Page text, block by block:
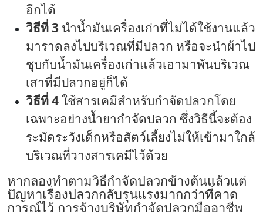
อีกได้
วิธีที่ 3 นำน้ำมันเครื่องเก่าที่ไม่ได้ใช้งานแล้ว
มาราดลงไปบริเวณที่มีปลวก หรือจะนำผ้าไป
ชุบกับน้ำมันเครื่องเก่าแล้วเอามาพันบริเวณ
เสาที่มีปลวกอยู่ก็ได้
วิธีที่ 4ใช้สารเคมีสำหรับกำจัดปลวกโดย
เฉพาะอย่างน้ำยากำจัดปลวก ซึ่งวิธีนี้จะต้อง
ระมัดระวังเด็กหรือสัตว์เลี้ยงไม่ให้เข้ามาใกล้
บริเวณที่วางสารเคมีไว้ด้วย
หากลองทำตามวิธีกำจัดปลวกข้างต้นแล้วแต่
ปัญหาเรื่องปลวกกลับรุนแรงมากกว่าที่คาด
การณ์ไว้ การจ้างบริษัทกำจัดปลวกมืออาชีพ